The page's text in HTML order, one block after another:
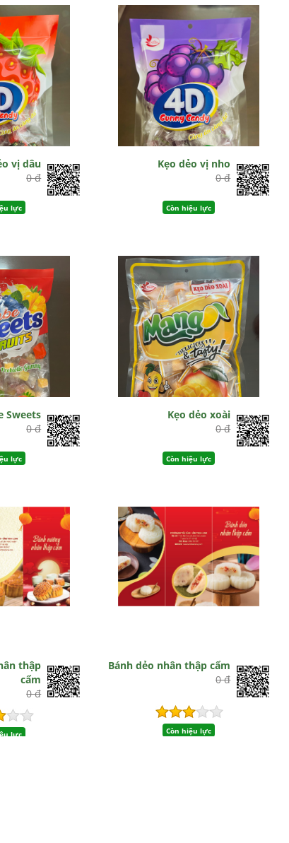
vị dâu
0 đ
lực
Kẹo dẻo vị nho
0 đ
Còn hiệu lực
Sweets
0 đ
lực
Kẹo dẻo xoài
0 đ
Còn hiệu lực
thập
cẩm
0 đ
lực
Bánh dẻo nhân thập cẩm
0 đ
Còn hiệu lực